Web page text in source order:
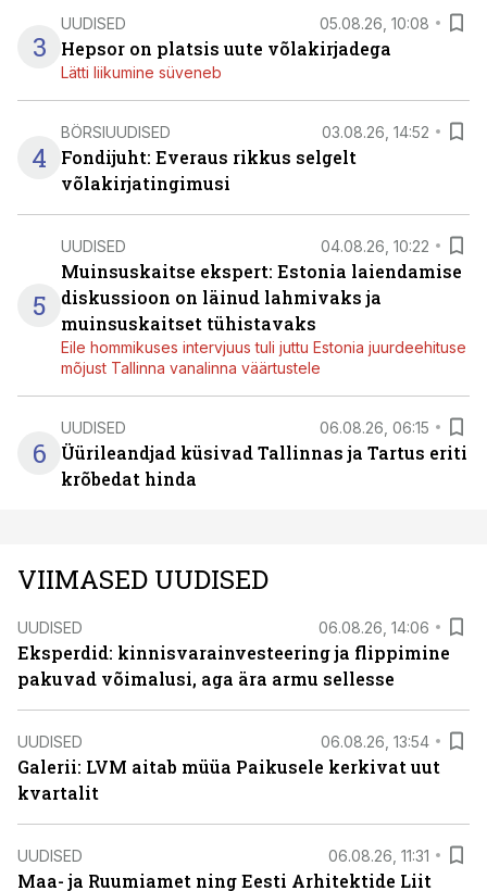
3
UUDISED 05.08.26, 10:08
Hepsor on platsis uute võlakirjadega
Lätti liikumine süveneb
4
BÖRSIUUDISED 03.08.26, 14:52
Fondijuht: Everaus rikkus selgelt
võlakirjatingimusi
5
UUDISED 04.08.26, 10:22
Muinsuskaitse ekspert: Estonia laiendamise
diskussioon on läinud lahmivaks ja
muinsuskaitset tühistavaks
Eile hommikuses intervjuus tuli juttu Estonia juurdeehituse
mõjust Tallinna vanalinna väärtustele
6
UUDISED 06.08.26, 06:15
Üürileandjad küsivad Tallinnas ja Tartus eriti
krõbedat hinda
VIIMASED UUDISED
UUDISED 06.08.26, 14:06
Eksperdid: kinnisvarainvesteering ja flippimine
pakuvad võimalusi, aga ära armu sellesse
UUDISED 06.08.26, 13:54
Galerii: LVM aitab müüa Paikusele kerkivat uut
kvartalit
UUDISED 06.08.26, 11:31
Maa- ja Ruumiamet ning Eesti Arhitektide Liit